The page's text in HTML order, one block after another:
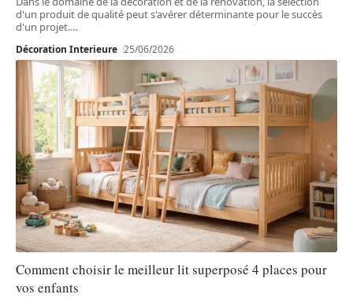
d'un produit de qualité peut s'avérer déterminante pour le succès
d'un projet.…
Décoration Interieure 25/06/2026
Comment choisir le meilleur lit superposé 4 places pour
vos enfants